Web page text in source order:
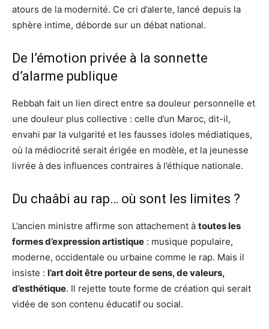
atours de la modernité. Ce cri d’alerte, lancé depuis la
sphère intime, déborde sur un débat national.
De l’émotion privée à la sonnette
d’alarme publique
Rebbah fait un lien direct entre sa douleur personnelle et
une douleur plus collective : celle d’un Maroc, dit-il,
envahi par la vulgarité et les fausses idoles médiatiques,
où la médiocrité serait érigée en modèle, et la jeunesse
livrée à des influences contraires à l’éthique nationale.
Du chaâbi au rap… où sont les limites ?
L’ancien ministre affirme son attachement à toutes les
formes d’expression artistique : musique populaire,
moderne, occidentale ou urbaine comme le rap. Mais il
insiste : l’art doit être porteur de sens, de valeurs,
d’esthétique. Il rejette toute forme de création qui serait
vidée de son contenu éducatif ou social.